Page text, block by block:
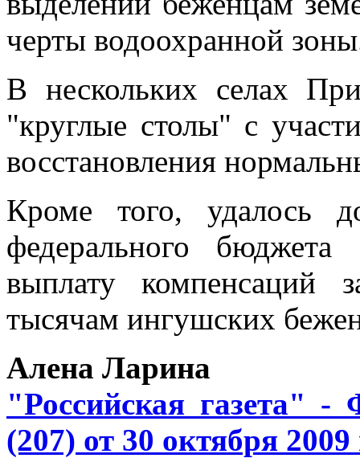
черты водоохранной
В нескольких селах
"круглые столы" с
восстановления
Кроме того, удалось
федерального
выплату компенсаций
тысячам ингушских
Алена Ларина
"Российская газета"
(207) от 30 октября